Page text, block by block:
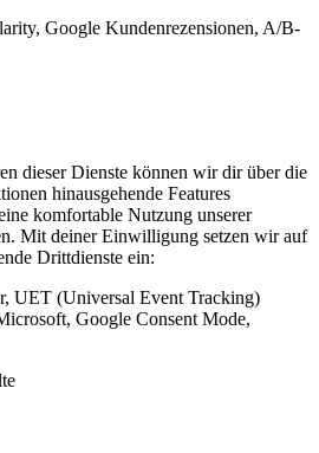
Google Kundenrezensionen, A/B-
dieser Dienste können wir dir über die
hinausgehende Features
komfortable Nutzung unserer
Mit deiner Einwilligung setzen wir auf
Drittdienste ein:
UET (Universal Event Tracking)
Google Consent Mode,